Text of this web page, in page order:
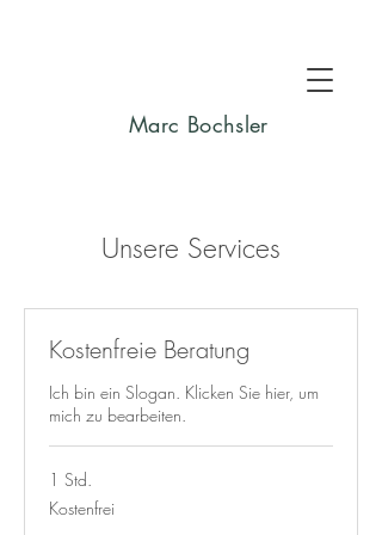
Marc Bochsler
Unsere Services
Kostenfreie Beratung
Ich bin ein Slogan. Klicken Sie hier, um
mich zu bearbeiten.
1 Std.
Kostenfrei
Kostenfrei